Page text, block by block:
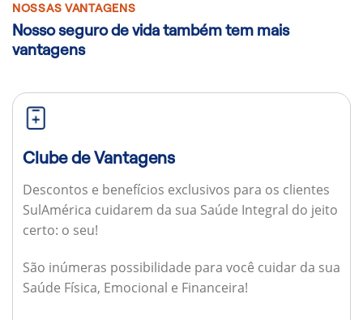
NOSSAS VANTAGENS
Nosso seguro de vida também tem mais
vantagens
Clube de Vantagens
Descontos e benefícios exclusivos para os clientes
SulAmérica cuidarem da sua Saúde Integral do jeito
certo: o seu!
São inúmeras possibilidade para você cuidar da sua
Saúde Física, Emocional e Financeira!